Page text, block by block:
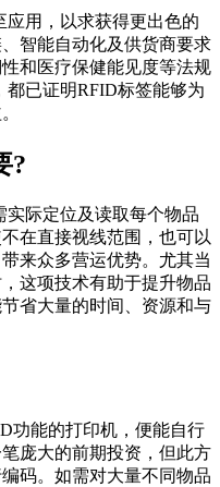
用，以求获得更出色的
智能自动化及供货商要求
和医疗保健能见度等法规
已证明RFID标签能够为
?
际定位及读取每个物品
在直接视线范围，也可以
来众多营运优势。尤其当
这项技术有助于提升物品
省大量的时间、资源和与
功能的打印机，便能自行
庞大的前期投资，但此方
码。如需对大量不同物品